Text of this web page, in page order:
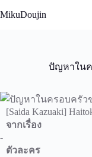
to
MikuDoujin
ปัญหาใน
[Saida Kazuaki]
จากเรื่อง
-
ตัวละคร